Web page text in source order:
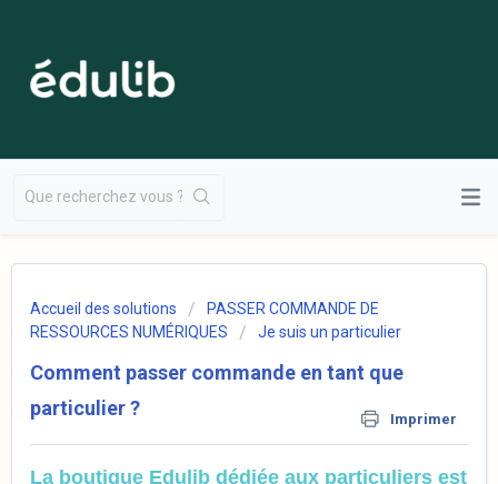
Accueil des solutions
PASSER COMMANDE DE
RESSOURCES NUMÉRIQUES
Je suis un particulier
Comment passer commande en tant que
particulier ?
Imprimer
La boutique Edulib dédiée aux particuliers est